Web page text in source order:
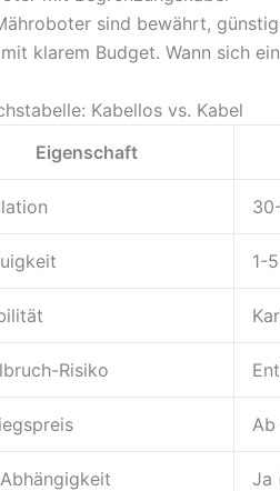
sind bewährt,
klarem Budget. Wann sich
Kabellos vs. Kabel
Eigenschaft
1-
Risiko
Ab
Ja